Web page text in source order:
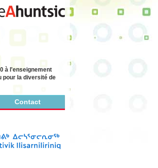
à l'enseignement
pour la diversité de
Contact